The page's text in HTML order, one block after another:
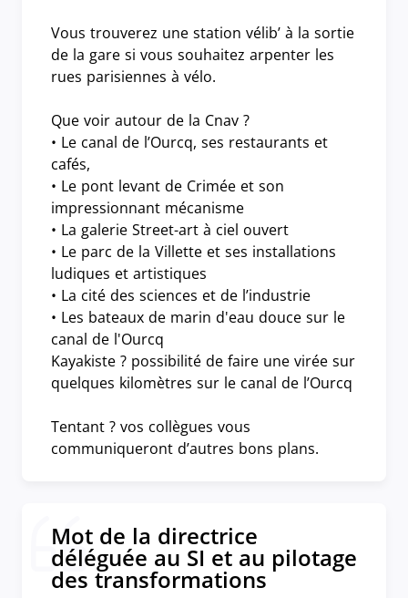
Vous trouverez une station vélib’ à la sortie
de la gare si vous souhaitez arpenter les
rues parisiennes à vélo.
Que voir autour de la Cnav ?
• Le canal de l’Ourcq, ses restaurants et
cafés,
• Le pont levant de Crimée et son
impressionnant mécanisme
• La galerie Street-art à ciel ouvert
• Le parc de la Villette et ses installations
ludiques et artistiques
• La cité des sciences et de l’industrie
• Les bateaux de marin d'eau douce sur le
canal de l'Ourcq
Kayakiste ? possibilité de faire une virée sur
quelques kilomètres sur le canal de l’Ourcq
Tentant ? vos collègues vous
communiqueront d’autres bons plans.
Mot de la directrice
déléguée au SI et au pilotage
des transformations